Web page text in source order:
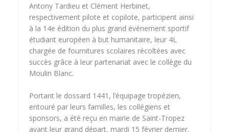
Antony Tardieu et Clément Herbinet,
respectivement pilote et copilote, participent ainsi
à la 14e édition du plus grand événement sportif
étudiant européen à but humanitaire, leur 4L
chargée de fournitures scolaires récoltées avec
succès grâce à leur partenariat avec le collège du
Moulin Blanc.
Portant le dossard 1441, l’équipage tropézien,
entouré par leurs familles, les collégiens et
sponsors, a été reçu en mairie de Saint-Tropez
avant leur grand départ, mardi 15 février dernier.